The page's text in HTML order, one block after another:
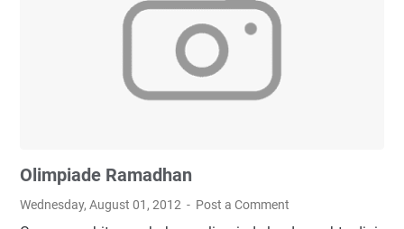
Olimpiade Ramadhan
Wednesday, August 01, 2012 Post a Comment